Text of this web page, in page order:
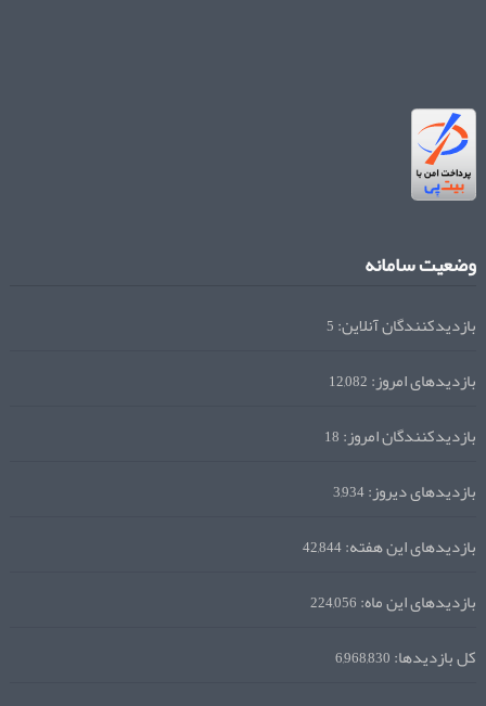
وضعیت سامانه
بازدیدکنندگان آنلاین:5
بازدیدهای امروز:12,082
بازدیدکنندگان امروز:18
بازدیدهای دیروز:3,934
بازدیدهای این هفته:42,844
بازدیدهای این ماه:224,056
کل بازدیدها:6,968,830